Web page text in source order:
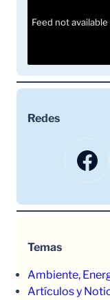
Feed not available
Redes
Facebook
Temas
Ambiente,
Artículos y